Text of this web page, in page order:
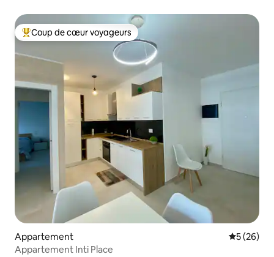
Coups de cœur voyageurs les plus appréciés
Coup de cœur voyageurs
Appartement
5 (26)
Appartement Inti Place